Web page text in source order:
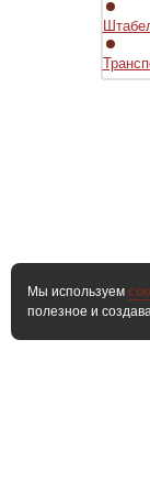
Мы используем
полезное и